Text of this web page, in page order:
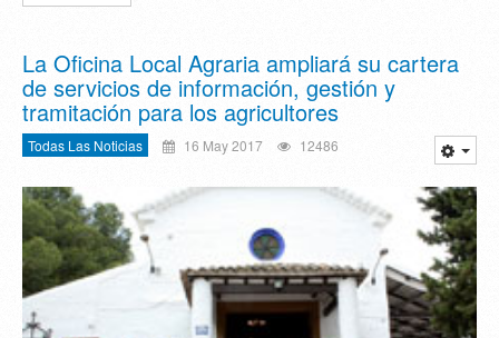
La Oficina Local Agraria ampliará su cartera
de servicios de información, gestión y
tramitación para los agricultores
Todas Las Noticias 16 May 2017 12486